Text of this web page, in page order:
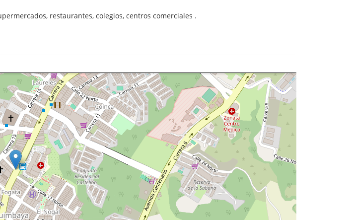
restaurantes, colegios, centros comerciales .